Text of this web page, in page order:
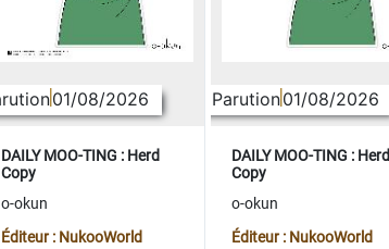
01/08/2026
DAILY MOO-TING : Herd
Copy
o-okun
Éditeur : NukooWorld
Parution01/08/2026
DAILY MOO-TING : Herd
Copy
o-okun
Éditeur : NukooWorld